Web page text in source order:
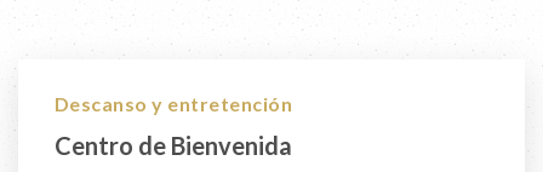
Descanso y entretención
Centro de Bienvenida